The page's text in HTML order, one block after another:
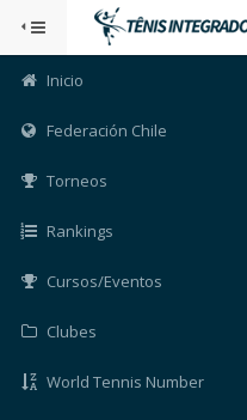
Inicio
Federación Chile
Torneos
Rankings
Cursos/Eventos
Clubes
World Tennis Number